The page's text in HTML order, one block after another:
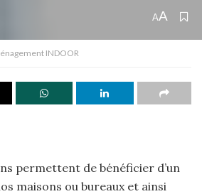
AA
INDOOR
permettent de bénéficier d’un
maisons ou bureaux et ainsi